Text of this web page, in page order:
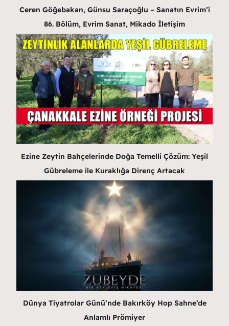
Ceren Göğebakan, Günsu Saraçoğlu – Sanatın Evrim’i
86. Bölüm, Evrim Sanat, Mikado İletişim
Ezine Zeytin Bahçelerinde Doğa Temelli Çözüm: Yeşil
Gübreleme ile Kuraklığa Direnç Artacak
Dünya Tiyatrolar Günü’nde Bakırköy Hop Sahne’de
Anlamlı Prömiyer